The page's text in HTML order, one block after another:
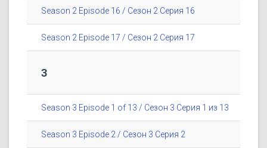
Season 2 Episode 16 / Сезон 2 Серия 16
Season 2 Episode 17 / Сезон 2 Серия 17
3
Season 3 Episode 1 of 13 / Сезон 3 Серия 1 из 13
Season 3 Episode 2 / Сезон 3 Серия 2